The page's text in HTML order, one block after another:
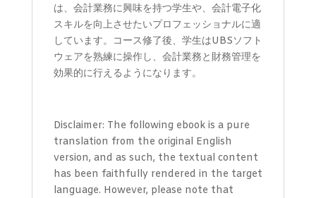
は、会計業務に興味を持つ学生や、会計電子化
スキルを向上させたいプロフェッショナルに適
しています。コース修了後、学生はUBSソフト
ウェアを熟練に操作し、会計業務と財務管理を
効果的に行えるようになります。
Disclaimer: The following ebook is a pure
translation from the original English
version, and as such, the textual content
has been faithfully rendered in the target
language. However, please note that